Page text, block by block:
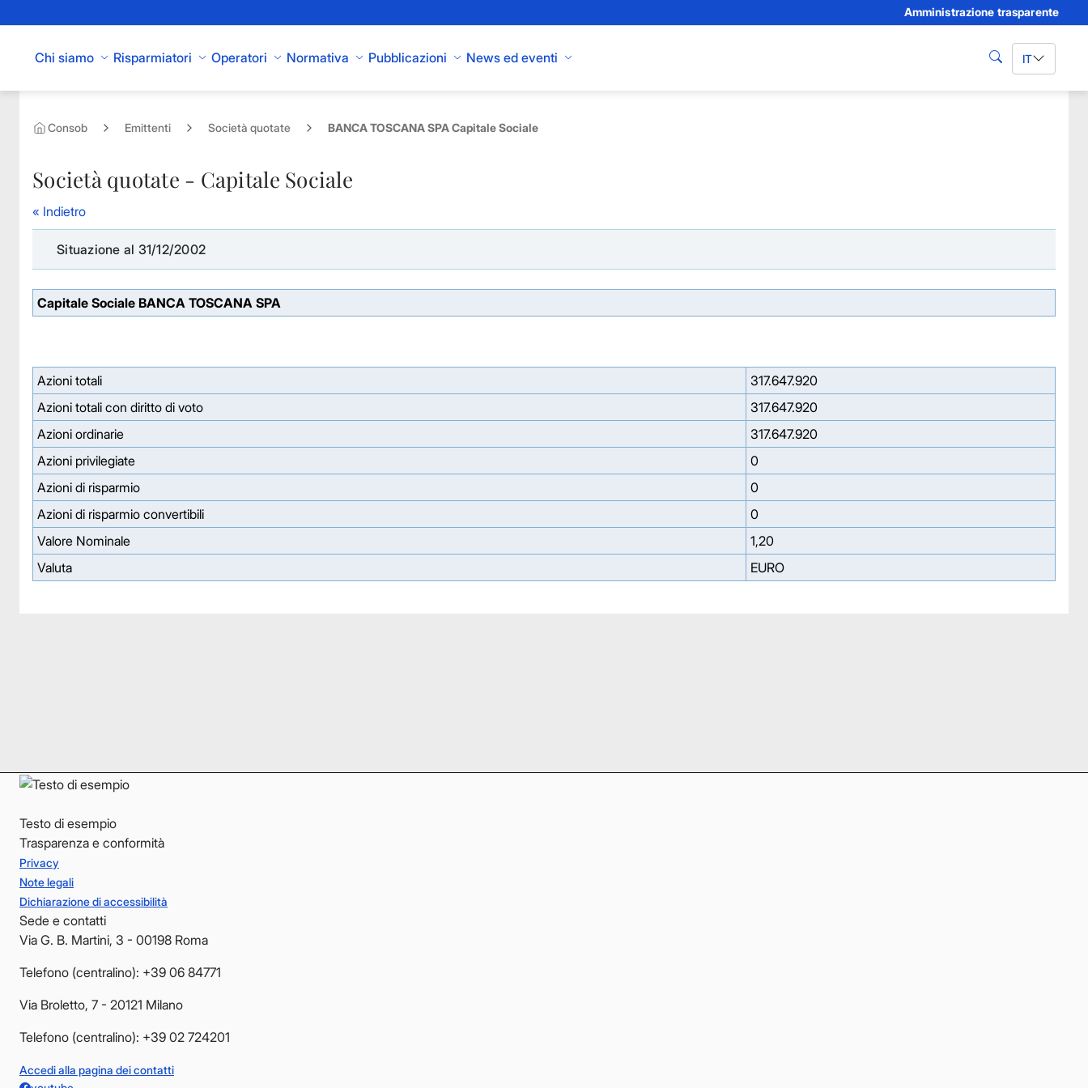
Amministrazione trasparente
Chi siamo Risparmiatori Operatori Normativa Pubblicazioni News ed eventi cerca IT
Consob Emittenti Società quotate BANCA TOSCANA SPA Capitale Sociale
Società quotate - Capitale Sociale
« Indietro
Situazione al 31/12/2002
Capitale Sociale BANCA TOSCANA SPA
Azioni totali
317.647.920
Azioni totali con diritto di voto
317.647.920
Azioni ordinarie
317.647.920
Azioni privilegiate
0
Azioni di risparmio
0
Azioni di risparmio convertibili
0
Valore Nominale
1,20
Valuta
EURO
Testo di esempio
Trasparenza e conformità
Privacy
Note legali
Dichiarazione di accessibilità
Sede e contatti
Via G. B. Martini, 3 - 00198 Roma
Telefono (centralino): +39 06 84771
Via Broletto, 7 - 20121 Milano
Telefono (centralino): +39 02 724201
Accedi alla pagina dei contatti